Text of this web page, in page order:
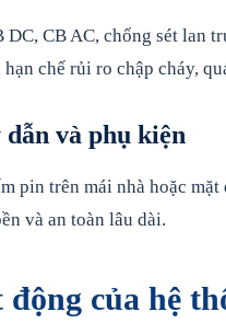
DC, CB AC, chống sét lan
chế rủi ro chập cháy,
và phụ kiện
pin trên mái nhà hoặc
và an toàn lâu dài.
động của hệ